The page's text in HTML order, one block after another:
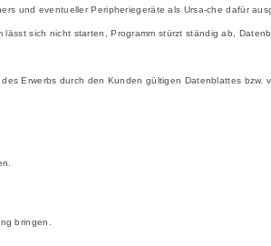
und eventueller Peripheriegeräte als Ursa-che dafür
sich nicht starten, Programm stürzt ständig ab,
Erwerbs durch den Kunden gültigen Datenblattes bzw.
bringen.